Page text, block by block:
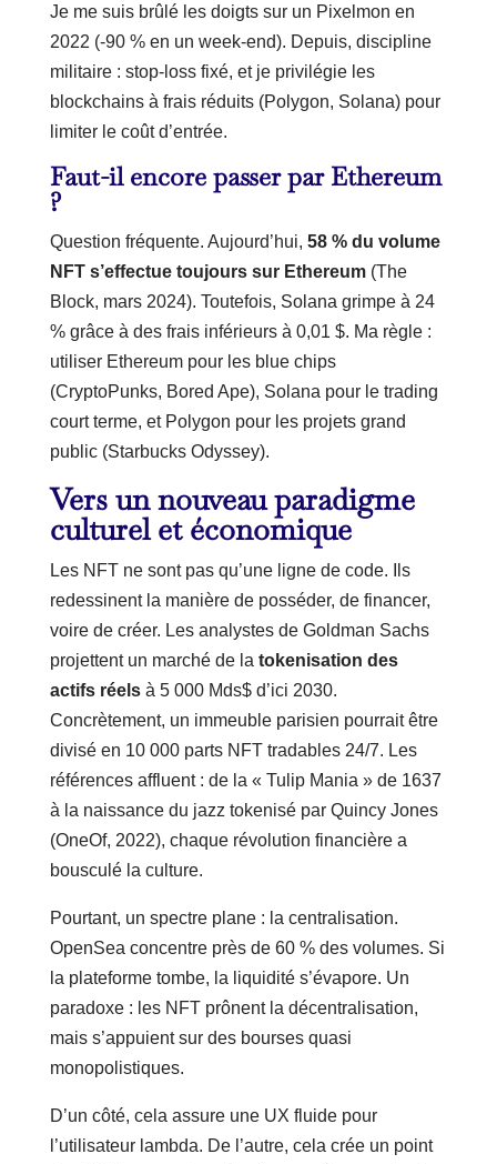
Je me suis brûlé les doigts sur un Pixelmon en
2022 (-90 % en un week-end). Depuis, discipline
militaire : stop-loss fixé, et je privilégie les
blockchains à frais réduits (Polygon, Solana) pour
limiter le coût d’entrée.
Faut-il encore passer par Ethereum
?
Question fréquente. Aujourd’hui, 58 % du volume
NFT s’effectue toujours sur Ethereum(The
Block, mars 2024). Toutefois, Solana grimpe à 24
% grâce à des frais inférieurs à 0,01 $. Ma règle :
utiliser Ethereum pour les blue chips
(CryptoPunks, Bored Ape), Solana pour le trading
court terme, et Polygon pour les projets grand
public (Starbucks Odyssey).
Vers un nouveau paradigme
culturel et économique
Les NFT ne sont pas qu’une ligne de code. Ils
redessinent la manière de posséder, de financer,
voire de créer. Les analystes de Goldman Sachs
projettent un marché de la tokenisation des
actifs réelsà 5 000 Mds$ d’ici 2030.
Concrètement, un immeuble parisien pourrait être
divisé en 10 000 parts NFT tradables 24/7. Les
références affluent : de la « Tulip Mania » de 1637
à la naissance du jazz tokenisé par Quincy Jones
(OneOf, 2022), chaque révolution financière a
bousculé la culture.
Pourtant, un spectre plane : la centralisation.
OpenSea concentre près de 60 % des volumes. Si
la plateforme tombe, la liquidité s’évapore. Un
paradoxe : les NFT prônent la décentralisation,
mais s’appuient sur des bourses quasi
monopolistiques.
D’un côté, cela assure une UX fluide pour
l’utilisateur lambda. De l’autre, cela crée un point